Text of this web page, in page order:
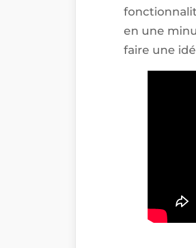
en une
faire une